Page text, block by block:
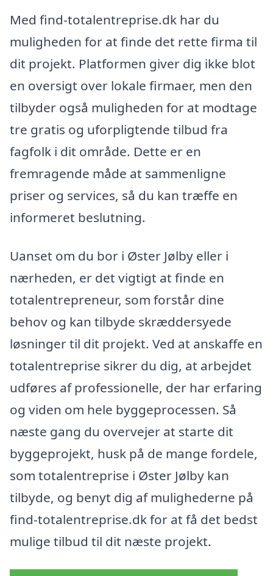
Med find-totalentreprise.dk har du
muligheden for at finde det rette firma til
dit projekt. Platformen giver dig ikke blot
en oversigt over lokale firmaer, men den
tilbyder også muligheden for at modtage
tre gratis og uforpligtende tilbud fra
fagfolk i dit område. Dette er en
fremragende måde at sammenligne
priser og services, så du kan træffe en
informeret beslutning.
Uanset om du bor i Øster Jølby eller i
nærheden, er det vigtigt at finde en
totalentrepreneur, som forstår dine
behov og kan tilbyde skræddersyede
løsninger til dit projekt. Ved at anskaffe en
totalentreprise sikrer du dig, at arbejdet
udføres af professionelle, der har erfaring
og viden om hele byggeprocessen. Så
næste gang du overvejer at starte dit
byggeprojekt, husk på de mange fordele,
som totalentreprise i Øster Jølby kan
tilbyde, og benyt dig af mulighederne på
find-totalentreprise.dk for at få det bedst
mulige tilbud til dit næste projekt.